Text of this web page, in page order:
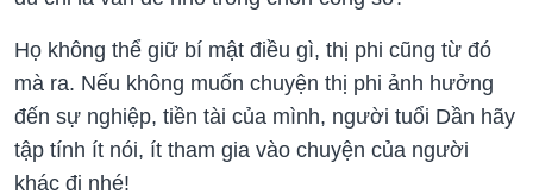
Họ không thể giữ bí mật điều gì, thị phi cũng từ đó
mà ra. Nếu không muốn chuyện thị phi ảnh hưởng
đến sự nghiệp, tiền tài của mình, người tuổi Dần hãy
tập tính ít nói, ít tham gia vào chuyện của người
khác đi nhé!